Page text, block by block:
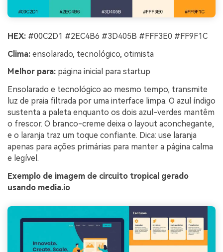
HEX: #00C2D1 #2EC4B6 #3D405B #FFF3E0 #FF9F1C
Clima: ensolarado, tecnológico, otimista
Melhor para: página inicial para startup
Ensolarado e tecnológico ao mesmo tempo, transmite
luz de praia filtrada por uma interface limpa. O azul índigo
sustenta a paleta enquanto os dois azul-verdes mantêm
o frescor. O branco-creme deixa o layout aconchegante,
e o laranja traz um toque confiante. Dica: use laranja
apenas para ações primárias para manter a página calma
e legível.
Exemplo de imagem de circuito tropical gerado
usando media.io